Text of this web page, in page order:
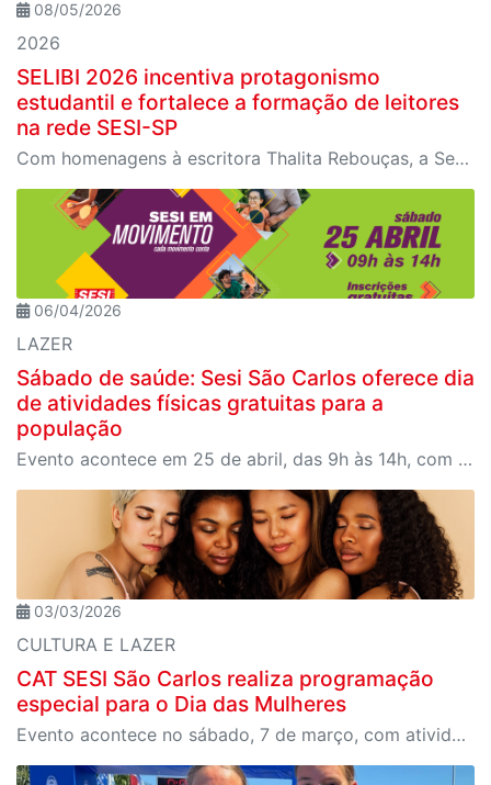
08/05/2026
2026
SELIBI 2026 incentiva protagonismo
estudantil e fortalece a formação de leitores
na rede SESI-SP
Com homenagens à escritora Thalita Rebouças, a Semana do Livro e da Biblioteca promove criatividade, produção autoral e diferentes formas de expressão entre estudantes da Educação Infantil à EJA
06/04/2026
LAZER
Sábado de saúde: Sesi São Carlos oferece dia
de atividades físicas gratuitas para a
população
Evento acontece em 25 de abril, das 9h às 14h, com programação para todas as idades
03/03/2026
CULTURA E LAZER
CAT SESI São Carlos realiza programação
especial para o Dia das Mulheres
Evento acontece no sábado, 7 de março, com atividades de bem-estar, oficinas e show de encerramento